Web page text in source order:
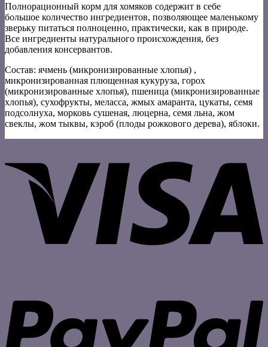
Полнорационный корм для хомяков содержит в себе
большое количество ингредиентов, позволяющее маленькому
зверьку питаться полноценно, практически, как в природе.
Все ингредиенты натурального происхождения, без
добавления консервантов.
Состав: ячмень (микронизированные хлопья) ,
микронизированная плющенная кукуруза, горох
(микронизированные хлопья), пшеница (микронизированные
хлопья), сухофрукты, меласса, жмых амаранта, цукаты, семя
подсолнуха, морковь сушеная, люцерна, семя льна, жом
свеклы, жом тыквы, кэроб (плоды рожкового дерева), яблоки.